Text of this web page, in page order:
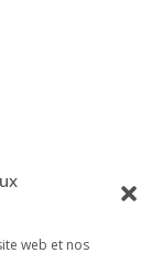
web et nos